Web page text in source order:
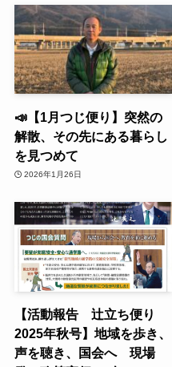
📣【1月つじ便り】突然の
解散、その先にある暮らし
を見つめて
2026年1月26日
【活動報告 辻立ち便り
2025年秋号】地域を歩き、
声を聴き、国会へ 現場